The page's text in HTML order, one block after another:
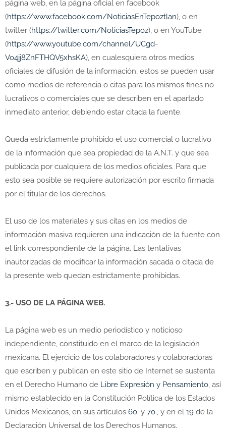
página web, en la página oficial en facebook
(https://www.facebook.com/NoticiasEnTepoztlan), o en
twitter (https://twitter.com/NoticiasTepoz), o en YouTube
(https://www.youtube.com/channel/UCgd-
Vo4jj8ZnFTHQV5xhsKA), en cualesquiera otros medios
oficiales de difusión de la información, estos se pueden usar
como medios de referencia o citas para los mismos fines no
lucrativos o comerciales que se describen en el apartado
inmediato anterior, debiendo estar citada la fuente.
Queda estrictamente prohibido el uso comercial o lucrativo
de la información que sea propiedad de la A.N.T. y que sea
publicada por cualquiera de los medios oficiales. Para que
esto sea posible se requiere autorización por escrito firmada
por el titular de los derechos.
El uso de los materiales y sus citas en los medios de
información masiva requieren una indicación de la fuente con
el link correspondiente de la página. Las tentativas
inautorizadas de modificar la información sacada o citada de
la presente web quedan estrictamente prohibidas.
3.- USO DE LA PÁGINA WEB.
La página web es un medio periodístico y noticioso
independiente, constituido en el marco de la legislación
mexicana. El ejercicio de los colaboradores y colaboradoras
que escriben y publican en este sitio de Internet se sustenta
en el Derecho Humano de Libre Expresión y Pensamiento, así
mismo establecido en la Constitución Política de los Estados
Unidos Mexicanos, en sus artículos 6o. y 7o., y en el 19 de la
Declaración Universal de los Derechos Humanos.